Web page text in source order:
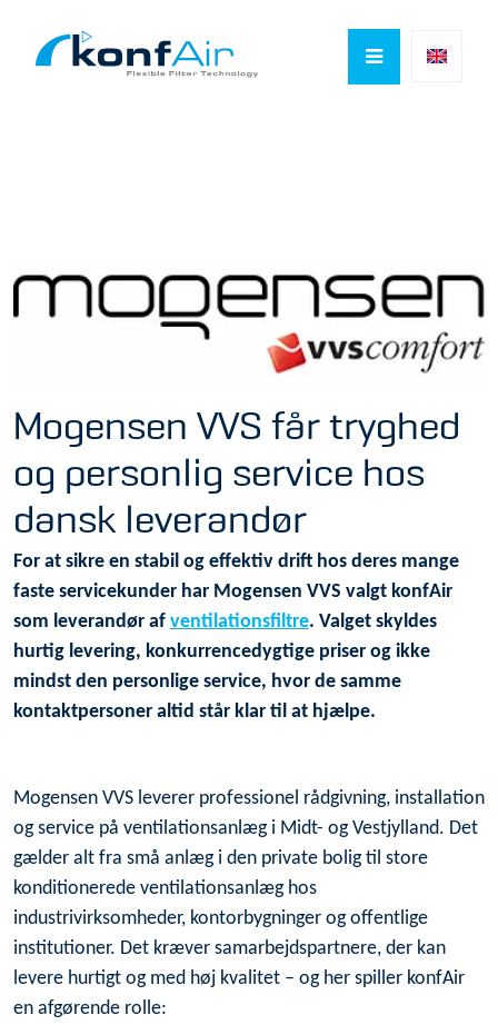

Mogensen VVS får tryghed
og personlig service hos
dansk leverandør
For at sikre en stabil og effektiv drift hos deres mange
faste servicekunder har Mogensen VVS valgt konfAir
som leverandør af ventilationsfiltre. Valget skyldes
hurtig levering, konkurrencedygtige priser og ikke
mindst den personlige service, hvor de samme
kontaktpersoner altid står klar til at hjælpe.
Mogensen VVS leverer professionel rådgivning, installation
og service på ventilationsanlæg i Midt- og Vestjylland. Det
gælder alt fra små anlæg i den private bolig til store
konditionerede ventilationsanlæg hos
industrivirksomheder, kontorbygninger og offentlige
institutioner. Det kræver samarbejdspartnere, der kan
levere hurtigt og med høj kvalitet – og her spiller konfAir
en afgørende rolle: